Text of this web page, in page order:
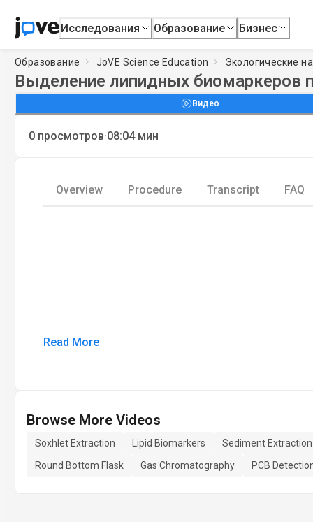
Исследования Образование Бизнес
Образование JoVE Science Education Экологические
Выделение липидных биомаркеров
Видео
0 просмотров·08:04 мин
Overview Procedure Transcript FAQ
Read More
Browse More Videos
Soxhlet Extraction Lipid Biomarkers
Sediment Extraction
Round Bottom Flask
Gas Chromatography PCB